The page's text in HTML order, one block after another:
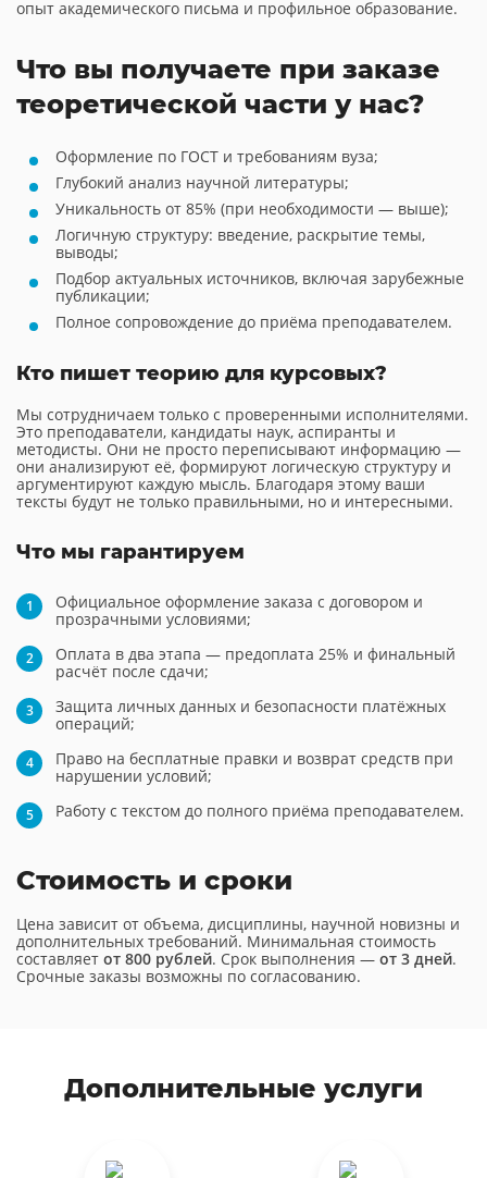
опыт академического письма и профильное образование.
Что вы получаете при заказе
теоретической части у нас?
Оформление по ГОСТ и требованиям вуза;
Глубокий анализ научной литературы;
Уникальность от 85% (при необходимости — выше);
Логичную структуру: введение, раскрытие темы,
выводы;
Подбор актуальных источников, включая зарубежные
публикации;
Полное сопровождение до приёма преподавателем.
Кто пишет теорию для курсовых?
Мы сотрудничаем только с проверенными исполнителями.
Это преподаватели, кандидаты наук, аспиранты и
методисты. Они не просто переписывают информацию —
они анализируют её, формируют логическую структуру и
аргументируют каждую мысль. Благодаря этому ваши
тексты будут не только правильными, но и интересными.
Что мы гарантируем
Официальное оформление заказа с договором и
прозрачными условиями;
Оплата в два этапа — предоплата 25% и финальный
расчёт после сдачи;
Защита личных данных и безопасности платёжных
операций;
Право на бесплатные правки и возврат средств при
нарушении условий;
Работу с текстом до полного приёма преподавателем.
Стоимость и сроки
Цена зависит от объема, дисциплины, научной новизны и
дополнительных требований. Минимальная стоимость
составляет от 800 рублей. Срок выполнения — от 3 дней.
Срочные заказы возможны по согласованию.
Дополнительные услуги